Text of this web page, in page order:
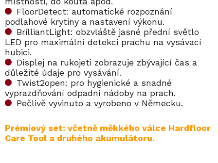
FloorDetect: automatické rozpoznání
podlahové krytiny a nastavení výkonu.
BrilliantLight: obzvláště jasné přední světlo
LED pro maximální detekci prachu na vysávací
hubici.
Displej na rukojeti zobrazuje zbývající čas a
důležité údaje pro vysávání.
Twist2open: pro hygienické a snadné
vyprazdňování odpadní nádoby na prach.
Pečlivě vyvinuto a vyrobeno v Německu.
Prémiový set: včetně měkkého válce Hardfloor
Care Tool a druhého akumulátoru.